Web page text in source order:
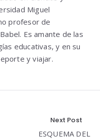
Miguel
profesor de
Es amante de las
educativas, y en su
y viajar.
Next Post
ESQUEMA DEL